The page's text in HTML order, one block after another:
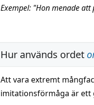
Exempel: "Hon menade
Hur används ordet
Att vara extremt
imitationsförmåga är ett